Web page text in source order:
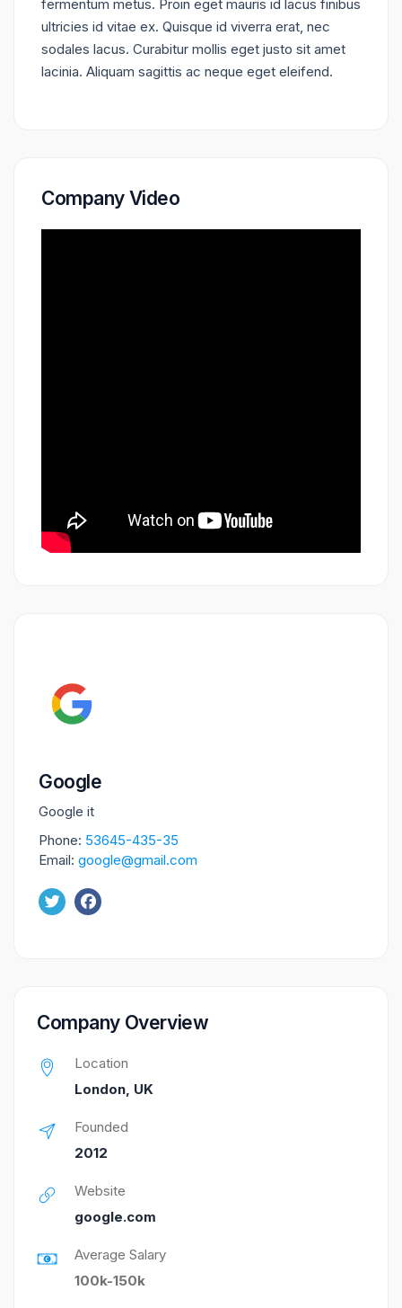
fermentum metus. Proin eget mauris id lacus finibus
ultricies id vitae ex. Quisque id viverra erat, nec
sodales lacus. Curabitur mollis eget justo sit amet
lacinia. Aliquam sagittis ac neque eget eleifend.
Company Video
Google
Google it
Phone: 53645-435-35
Email: google@gmail.com
Company Overview
Location
London, UK
Founded
2012
Website
google.com
Average Salary
100k-150k